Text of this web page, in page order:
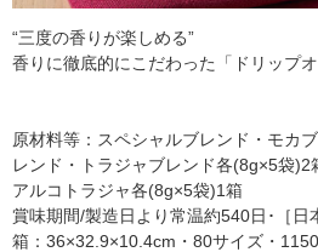
“三度の香りが楽しめる”
香りに徹底的にこだわった「ドリップオ
原材料等：スペシャルブレンド・モカ
レンド・トラジャブレンド各(8g×5袋)2
アルコトラジャ各(8g×5袋)1箱
賞味期間/製造日より常温約540日･［日
箱：36×32.9×10.4cm・80サイズ・